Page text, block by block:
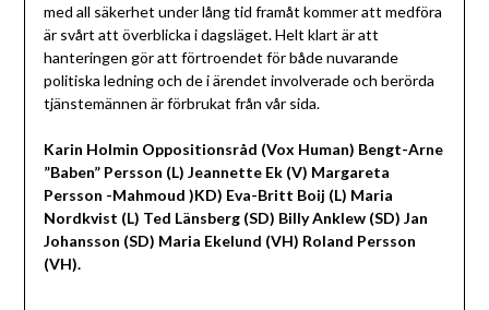
med all säkerhet under lång tid framåt kommer att medföra
är svårt att överblicka i dagsläget. Helt klart är att
hanteringen gör att förtroendet för både nuvarande
politiska ledning och de i ärendet involverade och berörda
tjänstemännen är förbrukat från vår sida.
Karin Holmin Oppositionsråd (Vox Human) Bengt-Arne
”Baben” Persson (L) Jeannette Ek (V) Margareta
Persson -Mahmoud )KD) Eva-Britt Boij (L) Maria
Nordkvist (L) Ted Länsberg (SD) Billy Anklew (SD) Jan
Johansson (SD) Maria Ekelund (VH) Roland Persson
(VH).